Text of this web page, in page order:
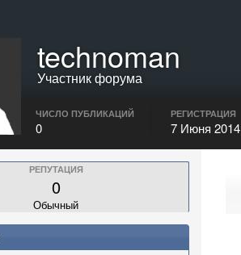
technoman
Участник форума
ЧИСЛО ПУБЛИКАЦИЙ
0
РЕГИСТРАЦИЯ
7 Июня 2014
РЕПУТАЦИЯ
0
Обычный